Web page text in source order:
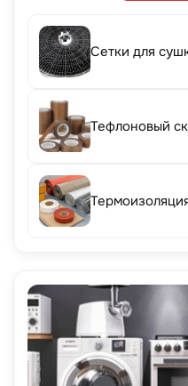
Сетки для
Тефлоновый